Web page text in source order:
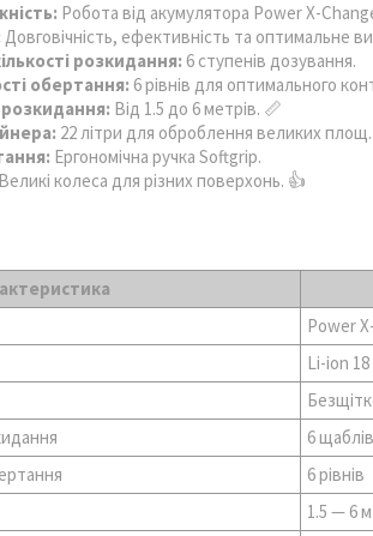
Робота від акумулятора Power X-
Довговічність, ефективність та оптимальне
розкидання: 6 ступенів дозування.
обертання: 6 рівнів для оптимального
Від 1.5 до 6 метрів. 📏
22 літри для оброблення великих площ.
Ергономічна ручка Softgrip.
Великі колеса для різних поверхонь. 👍
Power
Li-ion
6 щаблів
6 рівнів
1.5 — 6